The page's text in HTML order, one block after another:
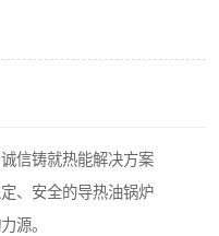
信铸就热能解决方案
、安全的导热油锅炉
源。